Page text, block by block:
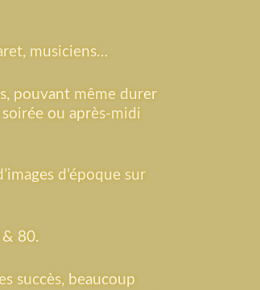
musiciens…
pouvant même durer
ou après-midi
d’époque sur
& 80.
succès, beaucoup